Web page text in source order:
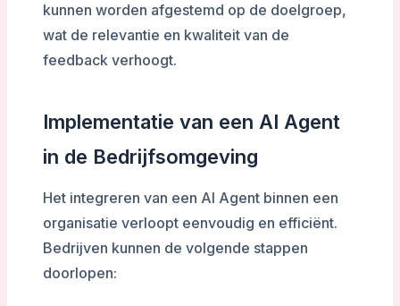
kunnen worden afgestemd op de doelgroep,
wat de relevantie en kwaliteit van de
feedback verhoogt.
Implementatie van een AI Agent
in de Bedrijfsomgeving
Het integreren van een AI Agent binnen een
organisatie verloopt eenvoudig en efficiënt.
Bedrijven kunnen de volgende stappen
doorlopen: